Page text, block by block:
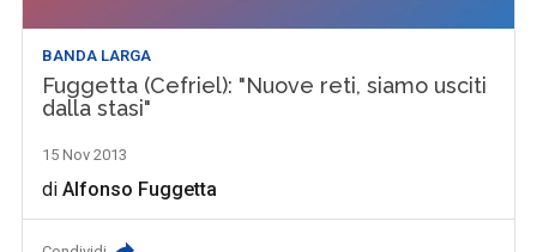
BANDA LARGA
Fuggetta (Cefriel): "Nuove reti, siamo usciti
dalla stasi"
15 Nov 2013
diAlfonso Fuggetta